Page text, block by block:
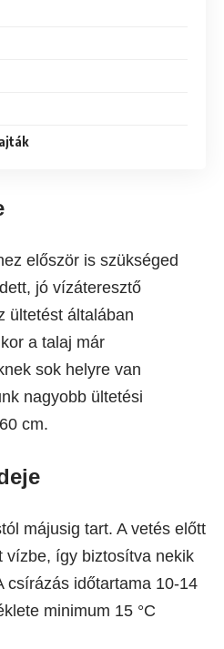
először is szükséged
jó vízáteresztő
ültetést általában
a talaj már
sok helyre van
nagyobb ültetési
cm.
májusig tart. A vetés előtt
vízbe, így biztosítva nekik
csírázás időtartama 10-14
minimum 15 °C